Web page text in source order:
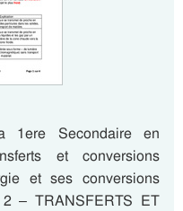
1ere Secondaire en
et conversions
et ses conversions
2 – TRANSFERTS ET